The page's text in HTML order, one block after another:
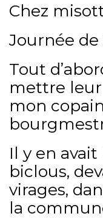
Chez
Journée
Tout
mettre
mon
Il y en avait
biclous,
virages,
la